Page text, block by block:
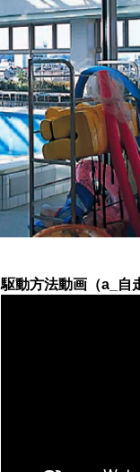
駆動方法動画（a_自